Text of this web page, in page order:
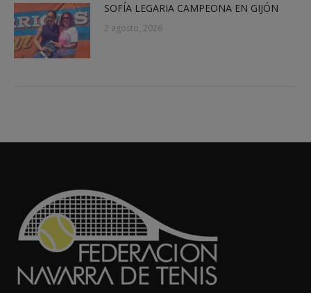
SOFÍA LEGARIA CAMPEONA EN GIJÓN
2 agosto, 2026